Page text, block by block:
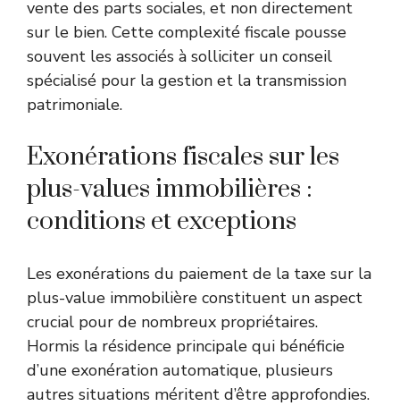
vente des parts sociales, et non directement
sur le bien. Cette complexité fiscale pousse
souvent les associés à solliciter un conseil
spécialisé pour la gestion et la transmission
patrimoniale.
Exonérations fiscales sur les
plus-values immobilières :
conditions et exceptions
Les exonérations du paiement de la taxe sur la
plus-value immobilière constituent un aspect
crucial pour de nombreux propriétaires.
Hormis la résidence principale qui bénéficie
d’une exonération automatique, plusieurs
autres situations méritent d’être approfondies.